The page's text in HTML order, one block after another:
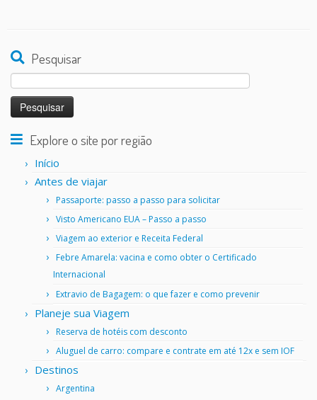
Pesquisar
por:
Explore o site por região
Início
Antes de viajar
Passaporte: passo a passo para solicitar
Visto Americano EUA – Passo a passo
Viagem ao exterior e Receita Federal
Febre Amarela: vacina e como obter o Certificado
Internacional
Extravio de Bagagem: o que fazer e como prevenir
Planeje sua Viagem
Reserva de hotéis com desconto
Aluguel de carro: compare e contrate em até 12x e sem IOF
Destinos
Argentina